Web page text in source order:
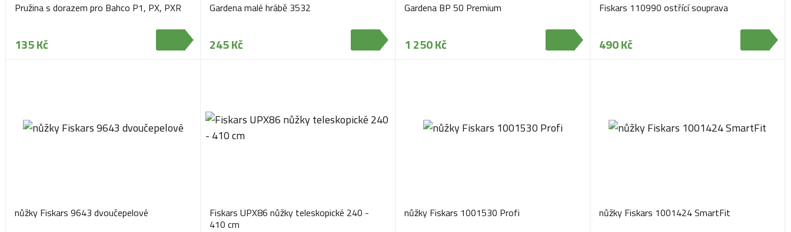
Pružina s dorazem pro Bahco P1, PX, PXR
135 Kč
Gardena malé hrábě 3532
245 Kč
Gardena BP 50 Premium
1 250 Kč
Fiskars 110990 ostřící souprava
490 Kč
nůžky Fiskars 9643 dvoučepelové
Fiskars UPX86 nůžky teleskopické 240 -
410 cm
nůžky Fiskars 1001530 Profi nůžky Fiskars 1001424 SmartFit